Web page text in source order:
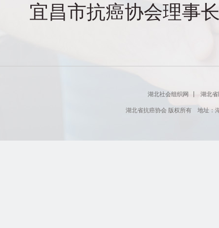
宜昌市抗癌协会理事
湖北社会组织网 湖北
湖北省抗癌协会 版权所有 地址：